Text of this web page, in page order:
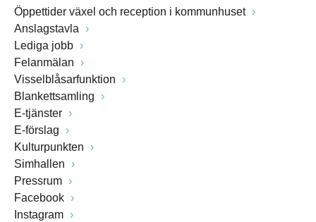
Öppettider växel och reception i kommunhuset
Anslagstavla
Lediga jobb
Felanmälan
Visselblåsarfunktion
Blankettsamling
E-tjänster
E-förslag
Kulturpunkten
Simhallen
Pressrum
Facebook
Instagram